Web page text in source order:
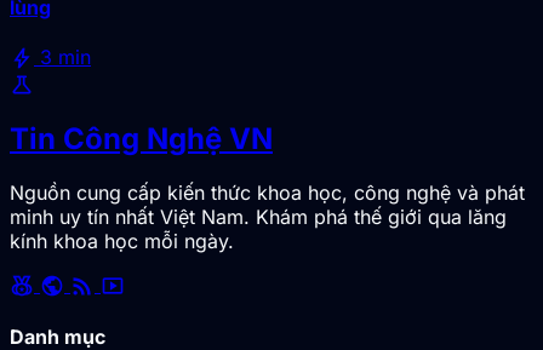
lùng
bolt 3 min
science
Tin Công Nghệ VN
Nguồn cung cấp kiến thức khoa học, công nghệ và phát
minh uy tín nhất Việt Nam. Khám phá thế giới qua lăng
kính khoa học mỗi ngày.
social_leaderboard public rss_feed smart_display
Danh mục